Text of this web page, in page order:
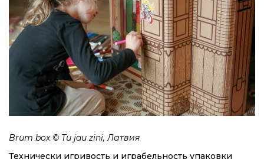
Brum box © Tu jau zini, Латвия
Технически игривость и играбельность упаковки